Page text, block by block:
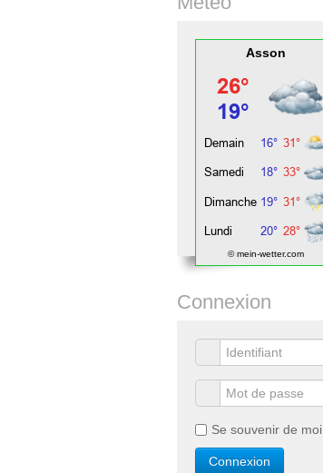
Asson
© mein-wetter.com
Connexion
Se souvenir de moi